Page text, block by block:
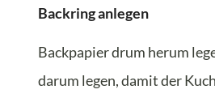
Backring anlegen
Backpapier drum herum
darum legen, damit der